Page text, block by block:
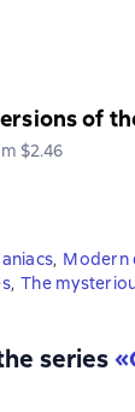
of
$2.46
, Modern
, The
series